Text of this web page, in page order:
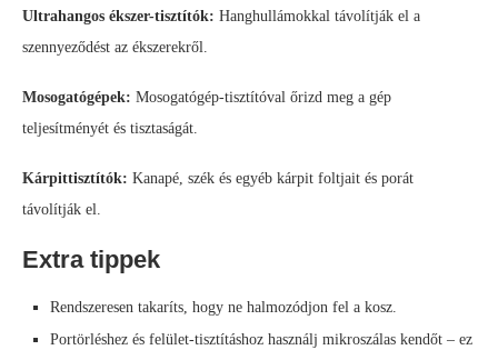
Ultrahangos ékszer-tisztítók: Hanghullámokkal távolítják el a
szennyeződést az ékszerekről.
Mosogatógépek: Mosogatógép-tisztítóval őrizd meg a gép
teljesítményét és tisztaságát.
Kárpittisztítók: Kanapé, szék és egyéb kárpit foltjait és porát
távolítják el.
Extra tippek
Rendszeresen takaríts, hogy ne halmozódjon fel a kosz.
Portörléshez és felület-tisztításhoz használj mikroszálas kendőt – ez